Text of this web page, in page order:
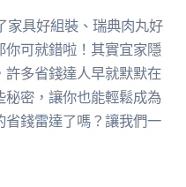
家具好組裝、瑞典肉丸好
你可就錯啦！其實宜家隱
多省錢達人早就默默在
密，讓你也能輕鬆成為
省錢雷達了嗎？讓我們一